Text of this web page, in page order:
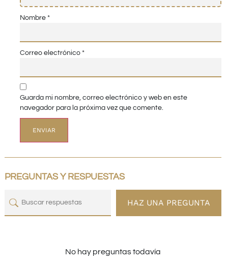
Nombre *
Correo electrónico *
Guarda mi nombre, correo electrónico y web en este
navegador para la próxima vez que comente.
PREGUNTAS Y RESPUESTAS
HAZ UNA PREGUNTA
No hay preguntas todavía